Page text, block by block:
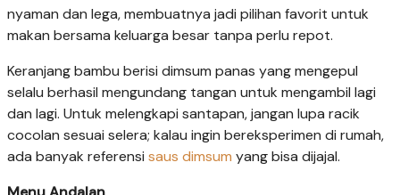
nyaman dan lega, membuatnya jadi pilihan favorit untuk
makan bersama keluarga besar tanpa perlu repot.
Keranjang bambu berisi dimsum panas yang mengepul
selalu berhasil mengundang tangan untuk mengambil lagi
dan lagi. Untuk melengkapi santapan, jangan lupa racik
cocolan sesuai selera; kalau ingin bereksperimen di rumah,
ada banyak referensi saus dimsum yang bisa dijajal.